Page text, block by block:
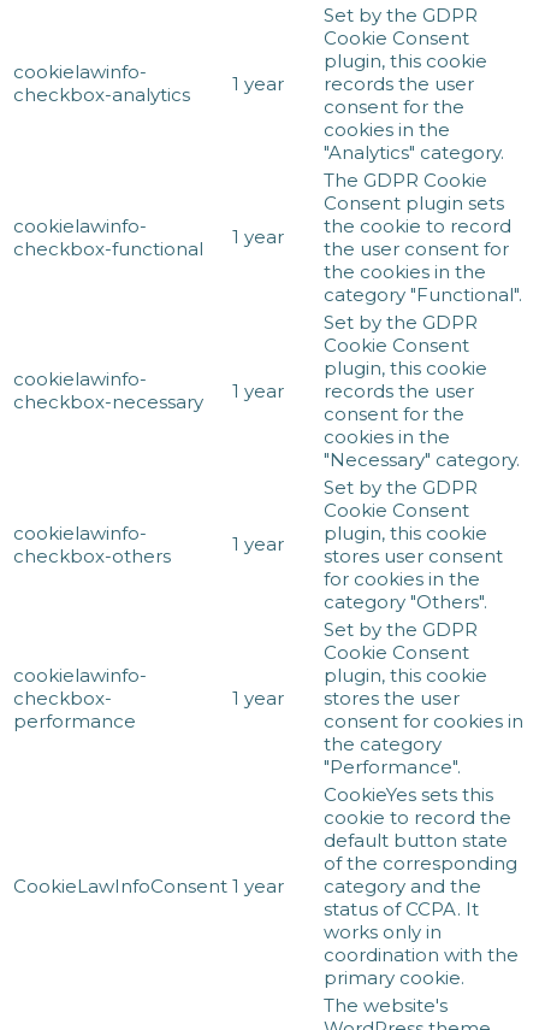
cookielawinfo-
checkbox-analytics
1 year
Set by the GDPR
Cookie Consent
plugin, this cookie
records the user
consent for the
cookies in the
"Analytics" category.
cookielawinfo-
checkbox-functional
1 year
The GDPR Cookie
Consent plugin sets
the cookie to record
the user consent for
the cookies in the
category "Functional".
cookielawinfo-
checkbox-necessary
1 year
Set by the GDPR
Cookie Consent
plugin, this cookie
records the user
consent for the
cookies in the
"Necessary" category.
cookielawinfo-
checkbox-others
1 year
Set by the GDPR
Cookie Consent
plugin, this cookie
stores user consent
for cookies in the
category "Others".
cookielawinfo-
checkbox-
performance
1 year
Set by the GDPR
Cookie Consent
plugin, this cookie
stores the user
consent for cookies in
the category
"Performance".
CookieLawInfoConsent 1 year
CookieYes sets this
cookie to record the
default button state
of the corresponding
category and the
status of CCPA. It
works only in
coordination with the
primary cookie.
The website's